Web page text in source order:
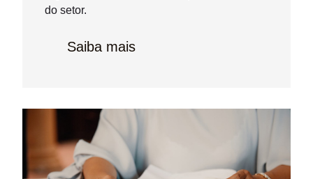
do setor.
Saiba mais